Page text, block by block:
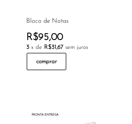
Bloco de Notas
R$95,00
3 x de R$31,67 sem juros
comprar
PRONTA ENTREGA